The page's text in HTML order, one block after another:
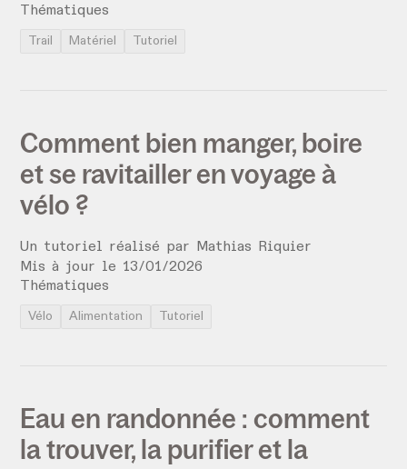
Thématiques
Trail Matériel Tutoriel
Comment bien manger, boire
et se ravitailler en voyage à
vélo ?
Un tutoriel réalisé par
Mathias Riquier
Mis à jour le 13/01/2026
Thématiques
Vélo Alimentation Tutoriel
Eau en randonnée : comment
la trouver, la purifier et la